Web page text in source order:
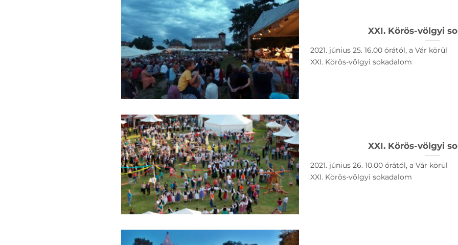
XXI. Körös-völgyi
2021. június 25. 16.00 órától, a Vár körül
XXI. Körös-völgyi sokadalom
XXI. Körös-völgyi
2021. június 26. 10.00 órától, a Vár körül
XXI. Körös-völgyi sokadalom